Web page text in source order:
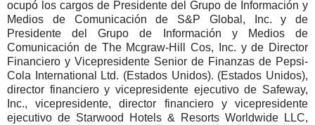
ocupó los cargos de Presidente del Grupo de Información y
Medios de Comunicación de S&P Global, Inc. y de
Presidente del Grupo de Información y Medios de
Comunicación de The Mcgraw-Hill Cos, Inc. y de Director
Financiero y Vicepresidente Senior de Finanzas de Pepsi-
Cola International Ltd. (Estados Unidos). (Estados Unidos),
director financiero y vicepresidente ejecutivo de Safeway,
Inc., vicepresidente, director financiero y vicepresidente
ejecutivo de Starwood Hotels & Resorts Worldwide LLC,